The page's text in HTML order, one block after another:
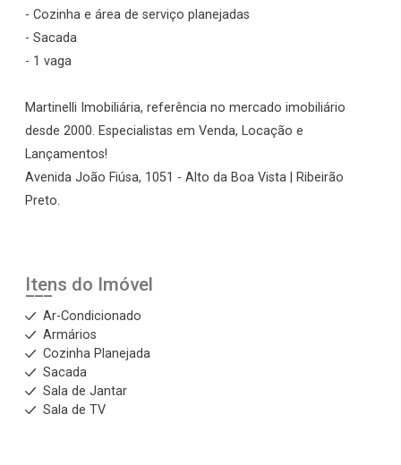
- Cozinha e área de serviço planejadas
- Sacada
- 1 vaga
Martinelli Imobiliária, referência no mercado imobiliário
desde 2000. Especialistas em Venda, Locação e
Lançamentos!
Avenida João Fiúsa, 1051 - Alto da Boa Vista | Ribeirão
Preto.
Itens do Imóvel
Ar-Condicionado
Armários
Cozinha Planejada
Sacada
Sala de Jantar
Sala de TV